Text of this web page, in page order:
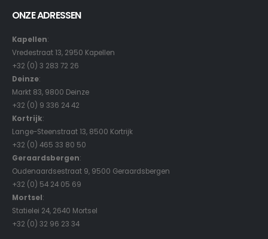
ONZE ADRESSEN
Kapellen:
Vredestraat 13, 2950 Kapellen
+32 (0) 3 283 72 26
Deinze:
Markt 83, 9800 Deinze
+32 (0) 9 336 24 42
Kortrijk:
Lange-Steenstraat 13, 8500 Kortrijk
+32 (0) 465 33 80 50
Geraardsbergen:
Oudenaardsestraat 9, 9500 Geraardsbergen
+32 (0) 54 24 05 69
Mortsel:
Statielei 24, 2640 Mortsel
+32 (0) 32 96 23 34